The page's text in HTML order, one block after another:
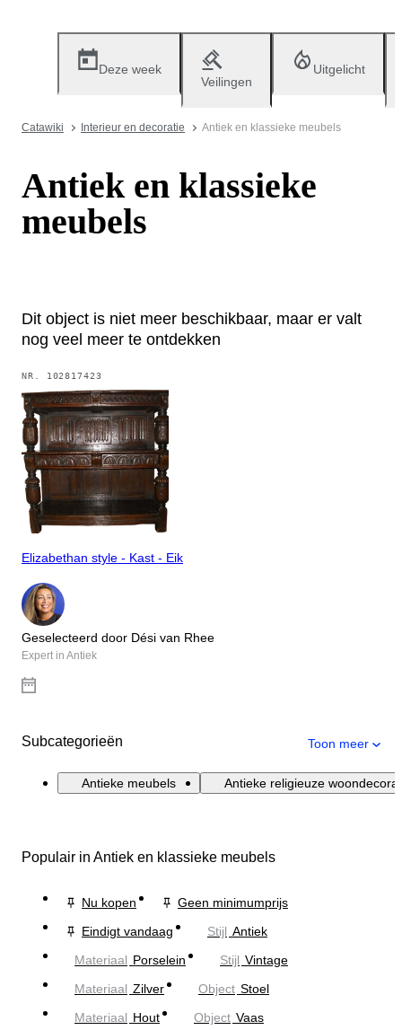
Deze week
Veilingen
Uitgelicht
Catawiki Interieur en decoratie Antiek en klassieke meubels
Antiek en klassieke
meubels
Dit object is niet meer beschikbaar, maar er valt
nog veel meer te ontdekken
NR. 102817423
Elizabethan style - Kast - Eik
Geselecteerd door Dési van Rhee
Expert in Antiek
Subcategorieën Toon meer
Antieke meubels Antieke religieuze
Populair in Antiek en klassieke meubels
Nu kopen
Geen minimumprijs
Eindigt vandaag
Stijl Antiek
Materiaal Porselein Stijl Vintage
Materiaal Zilver Object Stoel
Materiaal Hout Object Vaas